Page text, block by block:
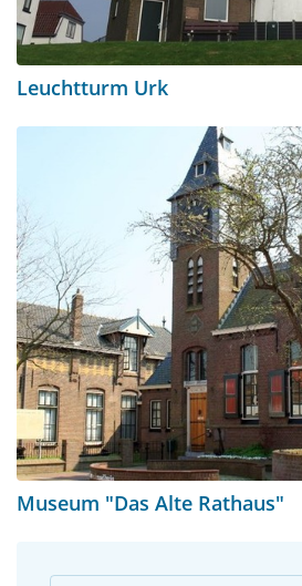
Leuchtturm Urk
Museum "Das Alte Rathaus"